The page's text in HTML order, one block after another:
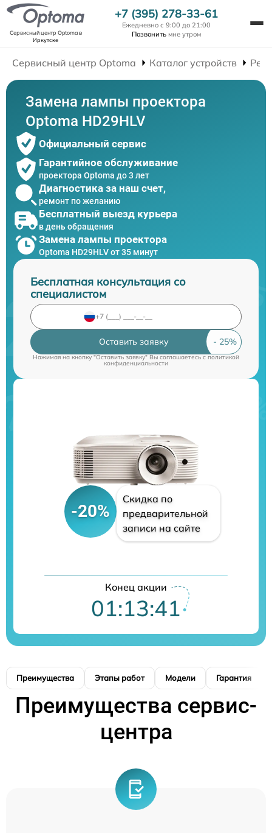
Сервисный центр Optomaв
Иркутске
+7 (395) 278-33-61
Ежедневно с 9:00 до 21:00
Позвонить мне утром
Сервисный центр Optoma Каталог устройств
Замена лампы проектора
Optoma HD29HLV
Официальный сервис
Гарантийное обслуживание
проектора Optoma до 3 лет
Диагностика за наш счет,
ремонт по желанию
Бесплатный выезд курьера
в день обращения
Замена лампы проектора
Optoma HD29HLV от 35 минут
Бесплатная консультация со
специалистом
Оставить заявку
Нажимая на кнопку "Оставить заявку" Вы соглашаетесь cполитикой
конфиденциальности
-20%
Скидка по
предварительной
записи на сайте
Конец акции
01:13:41
Преимущества Этапы работ Модели Гарантия
Преимущества сервис-
центра